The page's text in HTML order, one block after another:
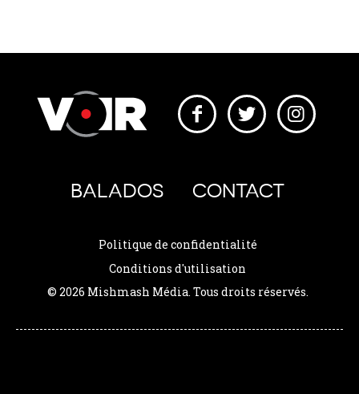
BALADOS CONTACT
Politique de confidentialité
Conditions d'utilisation
© 2026 Mishmash Média. Tous droits réservés.